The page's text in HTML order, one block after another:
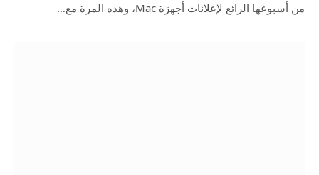
من أسبوعها الرائع لإعلانات أجهزة Mac، وهذه المرة مع…